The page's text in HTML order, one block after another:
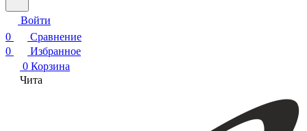
Войти
0
Сравнение
0
Избранное
0 Корзина
Чита